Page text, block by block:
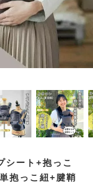
シート+抱っこ
抱っこ紐+腱鞘